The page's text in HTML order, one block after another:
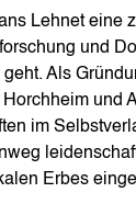
Lehnet eine
und
Als
und
im
Erbes